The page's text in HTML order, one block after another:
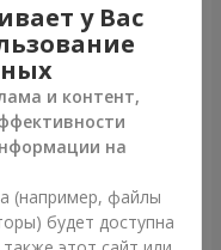
"Розовый зефир"
Заказать
у Вас
и контент,
на
(например, файлы
будет доступна